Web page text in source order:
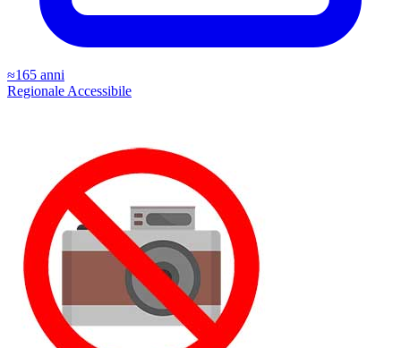
≈165 anni
Regionale Accessibile